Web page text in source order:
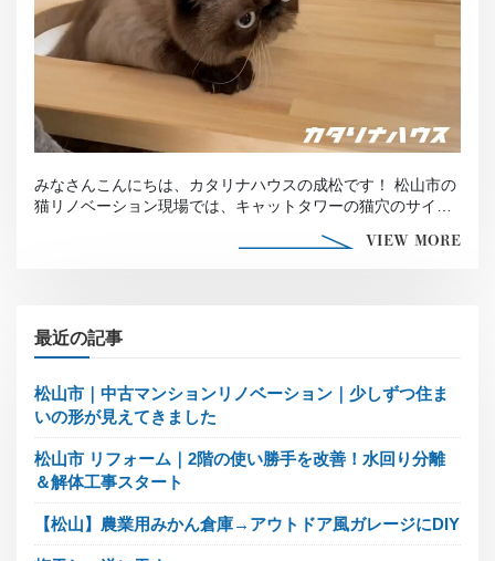
みなさんこんにちは、カタリナハウスの成松です！ 松山市の
猫リノベーション現場では、キャットタワーの猫穴のサイズ
VIEW MORE
最近の記事
松山市｜中古マンションリノベーション｜少しずつ住ま
いの形が見えてきました
松山市 リフォーム｜2階の使い勝手を改善！水回り分離
＆解体工事スタート
【松山】農業用みかん倉庫→アウトドア風ガレージにDIY